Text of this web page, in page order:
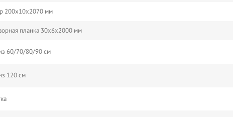
200х10х2070 мм
планка 30х6х2000 мм
60/70/80/90 см
120 см